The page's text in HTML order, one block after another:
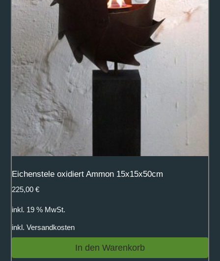
Eichenstele oxidiert Ammon 15x15x50cm
225,00 €
inkl. 19 % MwSt.
inkl. Versandkosten
In den Warenkorb